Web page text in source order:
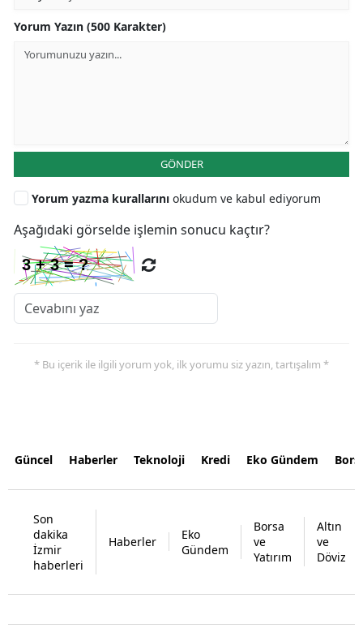
Yorum Yazın (500 Karakter)
GÖNDER
Yorum yazma kurallarını okudum ve kabul ediyorum
Aşağıdaki görselde işlemin sonucu kaçtır?
* Bu içerik ile ilgili yorum yok, ilk yorumu siz yazın, tartışalım *
Güncel Haberler Teknoloji Kredi Eko Gündem
Son
dakika
İzmir
haberleri
Haberler
Eko
Gündem
Borsa
ve
Yatırım
Altın
ve
Döviz